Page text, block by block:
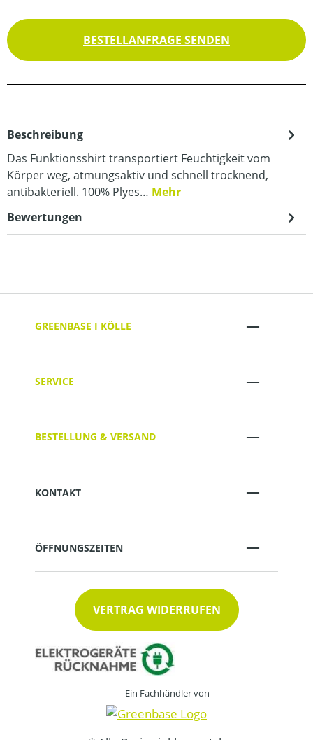
BESTELLANFRAGE SENDEN
Beschreibung
Das Funktionsshirt transportiert Feuchtigkeit vom
Körper weg, atmungsaktiv und schnell trocknend,
antibakteriell. 100% Plyes… Mehr
Bewertungen
GREENBASE I KÖLLE
SERVICE
BESTELLUNG & VERSAND
KONTAKT
ÖFFNUNGSZEITEN
VERTRAG WIDERRUFEN
Ein Fachhändler von